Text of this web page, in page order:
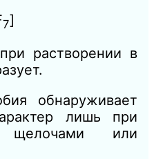
7]
растворении в
обнаруживает
лишь при
щелочами или